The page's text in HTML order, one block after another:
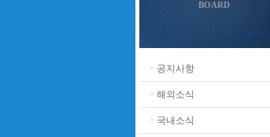
BOARD
ㆍ공지사항
ㆍ해외소식
ㆍ국내소식